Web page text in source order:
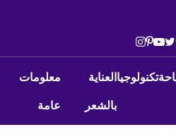
تكنولوجياالعناية
بالشعر
معلومات
عامة